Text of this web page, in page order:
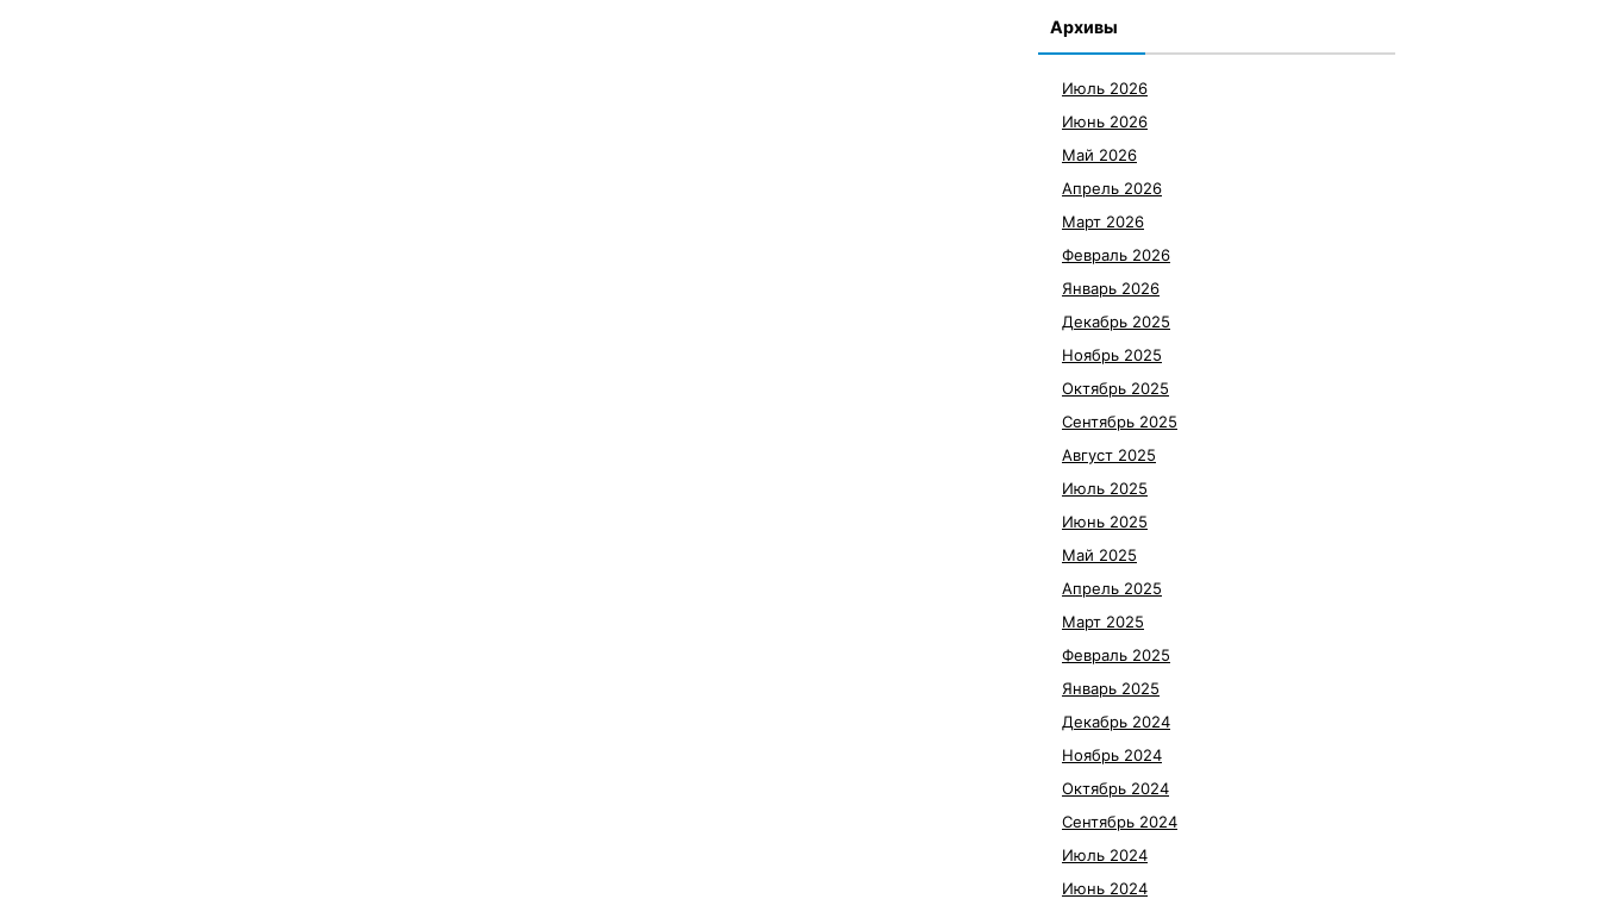
Архивы
Июль 2026
Июнь 2026
Май 2026
Апрель 2026
Март 2026
Февраль 2026
Январь 2026
Декабрь 2025
Ноябрь 2025
Октябрь 2025
Сентябрь 2025
Август 2025
Июль 2025
Июнь 2025
Май 2025
Апрель 2025
Март 2025
Февраль 2025
Январь 2025
Декабрь 2024
Ноябрь 2024
Октябрь 2024
Сентябрь 2024
Июль 2024
Июнь 2024